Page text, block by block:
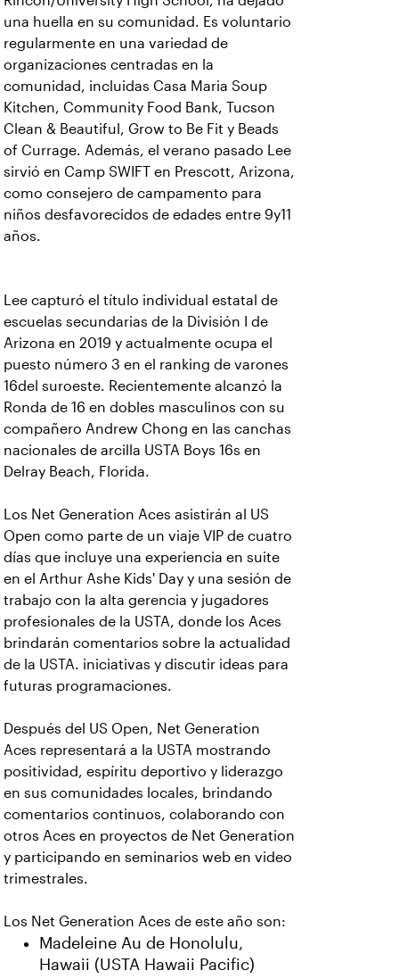
una huella en su comunidad. Es voluntario
regularmente en una variedad de
organizaciones centradas en la
comunidad, incluidas Casa Maria Soup
Kitchen, Community Food Bank, Tucson
Clean & Beautiful, Grow to Be Fit y Beads
of Currage. Además, el verano pasado Lee
sirvió en Camp SWIFT en Prescott, Arizona,
como consejero de campamento para
niños desfavorecidos de edades entre 9y11
años.
Lee capturó el título individual estatal de
escuelas secundarias de la División I de
Arizona en 2019 y actualmente ocupa el
puesto número 3 en el ranking de varones
16del suroeste. Recientemente alcanzó la
Ronda de 16 en dobles masculinos con su
compañero Andrew Chong en las canchas
nacionales de arcilla USTA Boys 16s en
Delray Beach, Florida.
Los Net Generation Aces asistirán al US
Open como parte de un viaje VIP de cuatro
días que incluye una experiencia en suite
en el Arthur Ashe Kids' Day y una sesión de
trabajo con la alta gerencia y jugadores
profesionales de la USTA, donde los Aces
brindarán comentarios sobre la actualidad
de la USTA. iniciativas y discutir ideas para
futuras programaciones.
Después del US Open, Net Generation
Aces representará a la USTA mostrando
positividad, espíritu deportivo y liderazgo
en sus comunidades locales, brindando
comentarios continuos, colaborando con
otros Aces en proyectos de Net Generation
y participando en seminarios web en video
trimestrales.
Los Net Generation Aces de este año son:
Madeleine Au de Honolulu,
Hawaii (USTA Hawaii Pacific)